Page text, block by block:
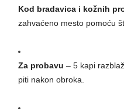
Kod bradavica i kožnih
zahvaćeno mesto pomoću
Za probavu – 5 kapi
piti nakon obroka.